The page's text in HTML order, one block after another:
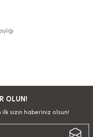
OLUN!
sizin haberiniz olsun!